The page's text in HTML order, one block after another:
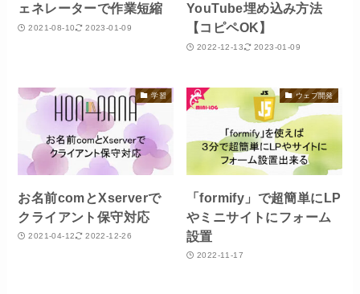
ェネレーターで作業短縮
2021-08-10 2023-01-09
YouTube埋め込み方法
【コピペOK】
2022-12-13 2023-01-09
学習
お名前comとXserverで
クライアント保守対応
2021-04-12 2022-12-26
ウェブ開発
「formify」で超簡単にLP
やミニサイトにフォーム
設置
2022-11-17